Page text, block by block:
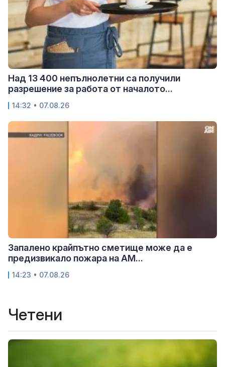
Над 13 400 непълнолетни са получили
разрешение за работа от началото...
14:32 • 07.08.26
Запалено крайпътно сметище може да е
предизвикало пожара на АМ...
14:23 • 07.08.26
Четени